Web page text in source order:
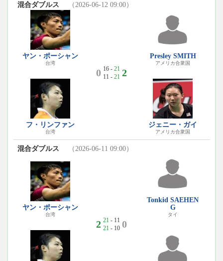
混合ダブルス （2026-06-12 09:00）
ヤン・ポーシャン
台湾
フ・リンファン
台湾
0 16 - 21
11 - 21 2
Presley SMITH
アメリカ合衆国
ジェニー・ガイ
アメリカ合衆国
混合ダブルス （2026-06-11 09:00）
ヤン・ポーシャン
台湾
2 21 - 11
21 - 10 0
Tonkid SAEHEN
G
タイ